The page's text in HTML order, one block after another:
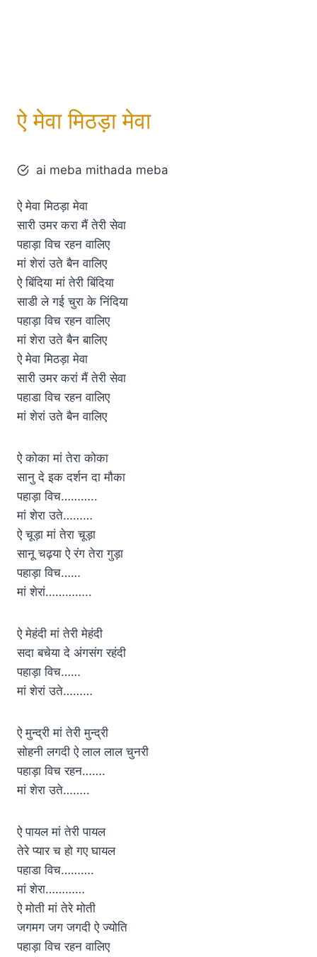
ऐ मेवा मिठड़ा मेवा
ai meba mithada meba
ऐ मेवा मिठड़ा मेवा
सारी उमर करा मैं तेरी सेवा
पहाड़ा विच रहन वालिए
मां शेरां उते बैन वालिए
ऐ बिंदिया मां तेरी बिंदिया
साडी ले गई चुरा के निंदिया
पहाड़ा विच रहन वालिए
मां शेरा उते बैन बालिए
ऐ मेवा मिठड़ा मेवा
सारी उमर करां मैं तेरी सेवा
पहाडा विच रहन वालिए
मां शेरां उते बैन वालिए
ऐ कोका मां तेरा कोका
सानु दे इक दर्शन दा मौका
पहाड़ा विच………..
मां शेरा उते………
ऐ चूड़ा मां तेरा चूड़ा
सानू चढ़या ऐ रंग तेरा गुड़ा
पहाड़ा विच……
मां शेरां…………..
ऐ मेहंदी मां तेरी मेहंदी
सदा बचेया दे अंगसंग रहंदी
पहाड़ा विच……
मां शेरां उते………
ऐ मुन्द्री मां तेरी मुन्द्री
सोहनी लगदी ऐ लाल लाल चुनरी
पहाड़ा विच रहन…….
मां शेरा उते……..
ऐ पायल मां तेरी पायल
तेरे प्यार च हो गए घायल
पहाडा विच……….
मां शेरा…………
ऐ मोती मां तेरे मोती
जगमग जग जगदी ऐ ज्योति
पहाड़ा विच रहन वालिए